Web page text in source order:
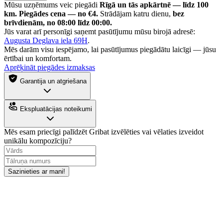
Mūsu uzņēmums veic piegādi Rīgā un tās apkārtnē — līdz 100
km. Piegādes cena — no €4. Strādājam katru dienu, bez
brīvdienām, no 08:00 līdz 00:00.
Jūs varat arī personīgi saņemt pasūtījumu mūsu birojā adresē:
Augusta Deglava iela 69H.
Mēs darām visu iespējamo, lai pasūtījumus piegādātu laicīgi — jūsu
ērtībai un komfortam.
Aprēķināt piegādes izmaksas
Garantija un atgriešana
Ekspluatācijas noteikumi
Mēs esam priecīgi palīdzēt Gribat izvēlēties vai vēlaties izveidot
unikālu kompozīciju?
Sazinieties ar mani!